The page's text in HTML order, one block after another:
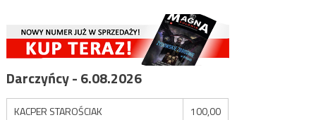
Darczyńcy - 6.08.2026
KACPER STAROŚCIAK
100,00